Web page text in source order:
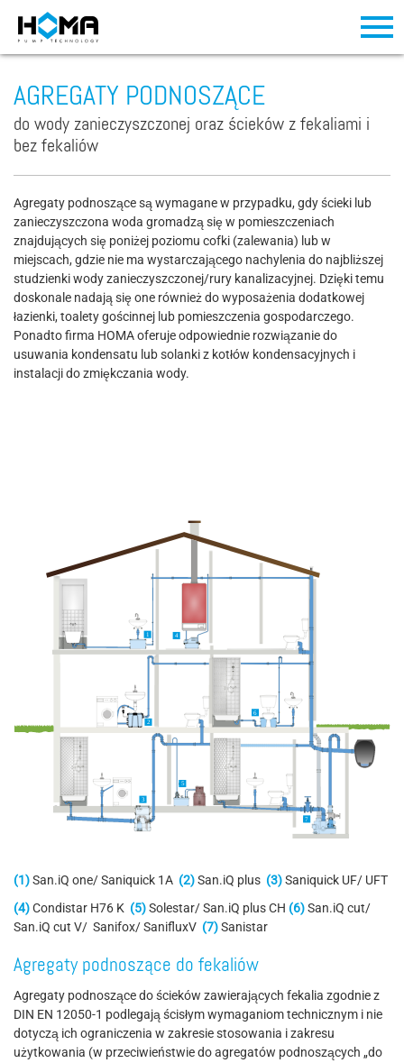
AGREGATY PODNOSZĄCE
do wody zanieczyszczonej oraz ścieków z fekaliami i
bez fekaliów
Agregaty podnoszące są wymagane w przypadku, gdy ścieki lub
zanieczyszczona woda gromadzą się w pomieszczeniach
znajdujących się poniżej poziomu cofki (zalewania) lub w
miejscach, gdzie nie ma wystarczającego nachylenia do najbliższej
studzienki wody zanieczyszczonej/rury kanalizacyjnej. Dzięki temu
doskonale nadają się one również do wyposażenia dodatkowej
łazienki, toalety gościnnej lub pomieszczenia gospodarczego.
Ponadto firma HOMA oferuje odpowiednie rozwiązanie do
usuwania kondensatu lub solanki z kotłów kondensacyjnych i
instalacji do zmiękczania wody.
(1)San.iQ one/ Saniquick 1A (2)San.iQ plus (3)Saniquick UF/ UFT
(4)Condistar H76 K (5)Solestar/ San.iQ plus CH (6)San.iQ cut/
San.iQ cut V/ Sanifox/ SanifluxV (7)Sanistar
Agregaty podnoszące do fekaliów
Agregaty podnoszące do ścieków zawierających fekalia zgodnie z
DIN EN 12050-1 podlegają ścisłym wymaganiom technicznym i nie
dotyczą ich ograniczenia w zakresie stosowania i zakresu
użytkowania (w przeciwieństwie do agregatów podnoszących „do